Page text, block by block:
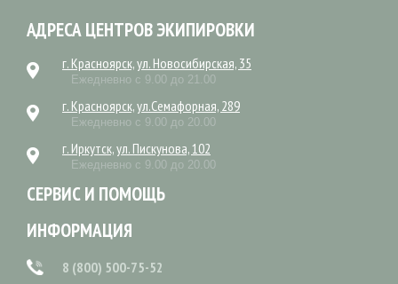
АДРЕСА ЦЕНТРОВ ЭКИПИРОВКИ
г. Красноярск, ул. Новосибирская, 35
Ежедневно с 9.00 до 21.00
г. Красноярск, ул.Семафорная, 289
Ежедневно с 9.00 до 20.00
г. Иркутск, ул. Пискунова, 102
Ежедневно с 9.00 до 20.00
СЕРВИС И ПОМОЩЬ
ИНФОРМАЦИЯ
8 (800) 500-75-52